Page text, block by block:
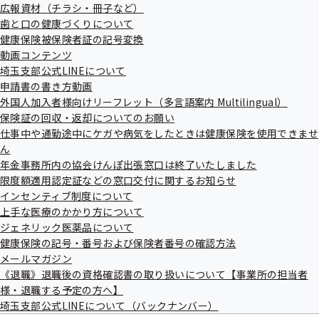
広報資材（チラシ・冊子など）
歯と口の健康づくりについて
健康保険被保険者証の記号変換
動画コンテンツ
埼玉支部公式LINEについて
申請書の書き方動画
外国人加入者様向けリーフレット（多言語案内 Multilingual）
保険証の回収・返却についてのお願い
仕事中や通勤途中にケガや病気をしたときは健康保険を使用できませ
ん
年金事務所内の協会けんぽ出張窓口は終了いたしました
限度額適用認定証などの窓口交付に関するお知らせ
インセンティブ制度について
上手な医療のかかり方について
ジェネリック医薬品について
健康保険の記号・番号および保険者番号の確認方法
メールマガジン
《退職》退職後の資格確認書の取り扱いについて【事業所の担当者
様・退職する予定の方へ】
埼玉支部公式LINEについて（バックナンバー）
＜表１＞イロハ順
記号（漢字変換表）
浦
1
川
2 志 22 日
66
口
3 光 23 野
68
宮
所
5 桶 25 宮北
飯
6 北本 27 大宮
狭
7 上福
北足
10 富
入
11 松 35 浦桜
与
14
上
15 比 40 浦南
78
蕨
18 朝 62 浦緑